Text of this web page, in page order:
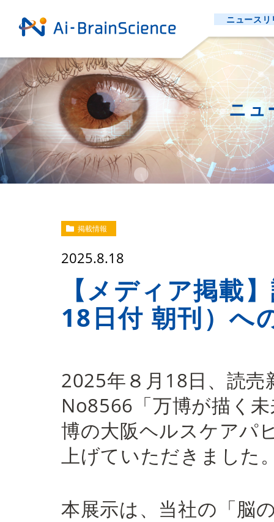
ニュースリ
ニュ
掲載情報
2025.8.18
【メディア掲載
18日付 朝刊）へ
2025年８月18日、読
No8566「万博が描く
博の大阪ヘルスケアパ
上げていただきました
本展示は、当社の「脳